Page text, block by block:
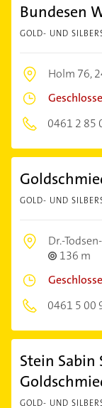
Bundesen
GOLD- UND
Holm 76,
0461 2 85
GOLD- UND
Dr.-
136 m
0461 5 00
Stein Sabin
GOLD- UND